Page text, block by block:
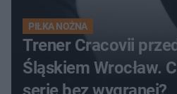
PIŁKA NOŻNA
Trener Cracovii
Śląskiem Wrocław.